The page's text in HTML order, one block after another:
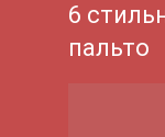
6
пальто